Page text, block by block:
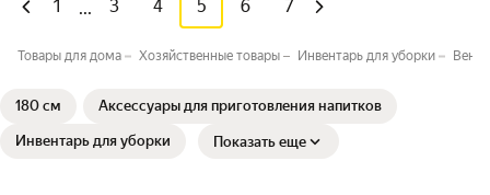
1 ... 3 4 5 6 7
Товары для дома Хозяйственные товары Инвентарь для уборки
180 см Аксессуары для приготовления напитков
Инвентарь для уборки Показать еще